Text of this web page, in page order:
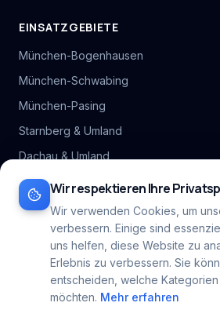
EINSATZGEBIETE
München-Bogenhausen
München-Schwabing
München-Pasing
Starnberg & Umland
Dachau & Umland
Alle Stadtteil-Hubs
Inhaltsverzeichnis
Alle Gebiete→
Wir respektieren Ihre
Wir verwenden Cookies, um
verbessern. Einige sind
uns helfen, diese Website zu
Erlebnis zu verbessern. Sie
entscheiden, welche Kategorien
möchten. Mehr erfahren